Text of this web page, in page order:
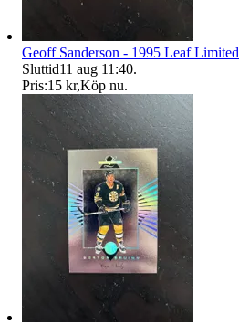
Geoff Sanderson - 1995 Leaf Limited
Sluttid11 aug 11:40.
Pris:15 kr,Köp nu.